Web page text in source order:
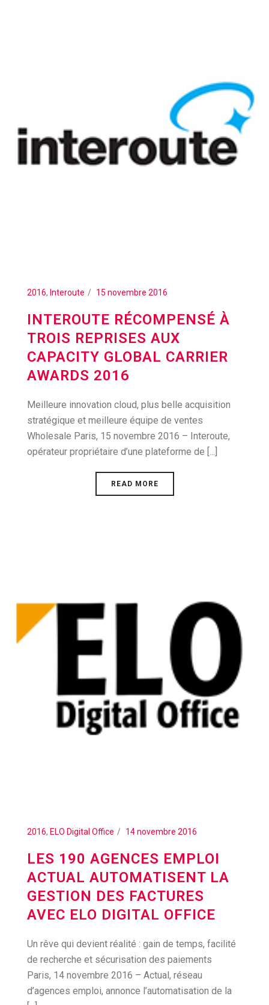
2016, Interoute 15 novembre 2016
INTEROUTE RÉCOMPENSÉ À
TROIS REPRISES AUX
CAPACITY GLOBAL CARRIER
AWARDS 2016
Meilleure innovation cloud, plus belle acquisition
stratégique et meilleure équipe de ventes
Wholesale Paris, 15 novembre 2016 – Interoute,
opérateur propriétaire d’une plateforme de [...]
READ MORE
2016, ELO Digital Office 14 novembre 2016
LES 190 AGENCES EMPLOI
ACTUAL AUTOMATISENT LA
GESTION DES FACTURES
AVEC ELO DIGITAL OFFICE
Un rêve qui devient réalité : gain de temps, facilité
de recherche et sécurisation des paiements
Paris, 14 novembre 2016 – Actual, réseau
d’agences emploi, annonce l’automatisation de la